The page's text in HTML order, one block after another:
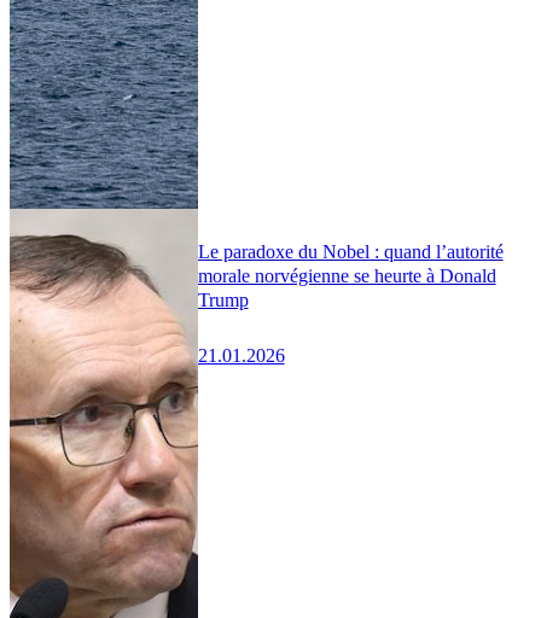
Le paradoxe du Nobel : quand l’autorité
morale norvégienne se heurte à Donald
Trump
21.01.2026